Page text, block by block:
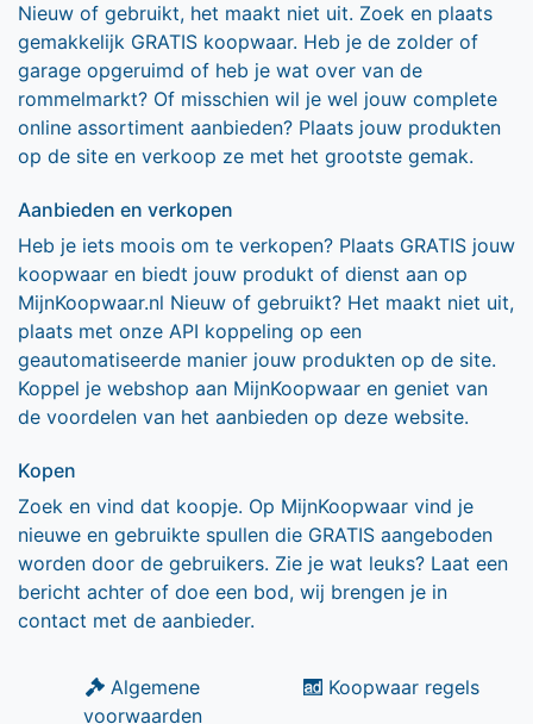
Nieuw of gebruikt, het maakt niet uit. Zoek en plaats
gemakkelijk GRATIS koopwaar. Heb je de zolder of
garage opgeruimd of heb je wat over van de
rommelmarkt? Of misschien wil je wel jouw complete
online assortiment aanbieden? Plaats jouw produkten
op de site en verkoop ze met het grootste gemak.
Aanbieden en verkopen
Heb je iets moois om te verkopen? Plaats GRATIS jouw
koopwaar en biedt jouw produkt of dienst aan op
MijnKoopwaar.nl Nieuw of gebruikt? Het maakt niet uit,
plaats met onze API koppeling op een
geautomatiseerde manier jouw produkten op de site.
Koppel je webshop aan MijnKoopwaar en geniet van
de voordelen van het aanbieden op deze website.
Kopen
Zoek en vind dat koopje. Op MijnKoopwaar vind je
nieuwe en gebruikte spullen die GRATIS aangeboden
worden door de gebruikers. Zie je wat leuks? Laat een
bericht achter of doe een bod, wij brengen je in
contact met de aanbieder.
Algemene
voorwaarden
Koopwaar regels